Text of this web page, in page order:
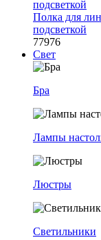
Полка для
подсветкой
77976
Свет
Бра
Лампы
Люстры
Светильники